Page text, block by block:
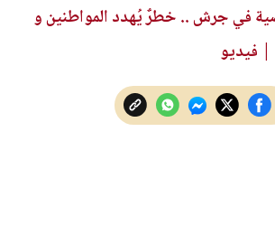
في جرش .. خطرٌ يُهدد المواطنين و
فيديو